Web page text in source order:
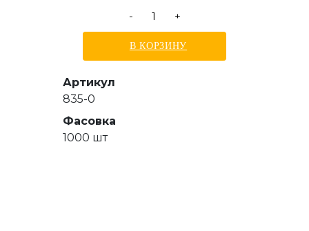
-
+
В КОРЗИНУ
Артикул
835-0
Фасовка
1000 шт